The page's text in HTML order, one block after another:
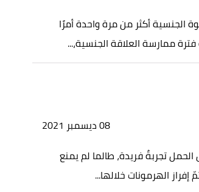
الجنسية أكثر من مرة واحدة أمرًا
ممارسة العلاقة الجنسية،...
08 ديسمبر 2021
تجربةٌ فريدة، طالما لم يمنع
الهرمونات خلالها...